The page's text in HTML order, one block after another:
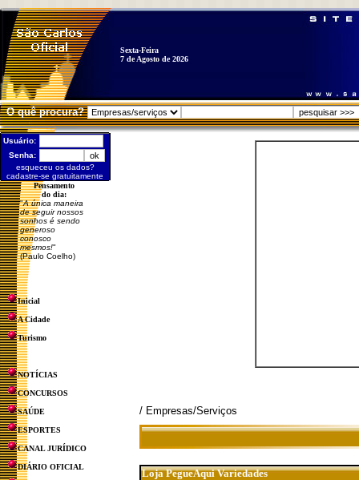
Sexta-Feira
7 de Agosto de 2026
O quê procura?
Usuário:
Senha:
esqueceu os dados?
cadastre-se gratuitamente
Pensamento
do dia:
"A única maneira
de seguir nossos
sonhos é sendo
generoso
conosco
mesmos!"
(Paulo Coelho)
Inicial
A Cidade
Turismo
NOTÍCIAS
CONCURSOS
SAÚDE
ESPORTES
CANAL JURÍDICO
DIÁRIO OFICIAL
/ Empresas/Serviços
Loja PegueAqui Variedades